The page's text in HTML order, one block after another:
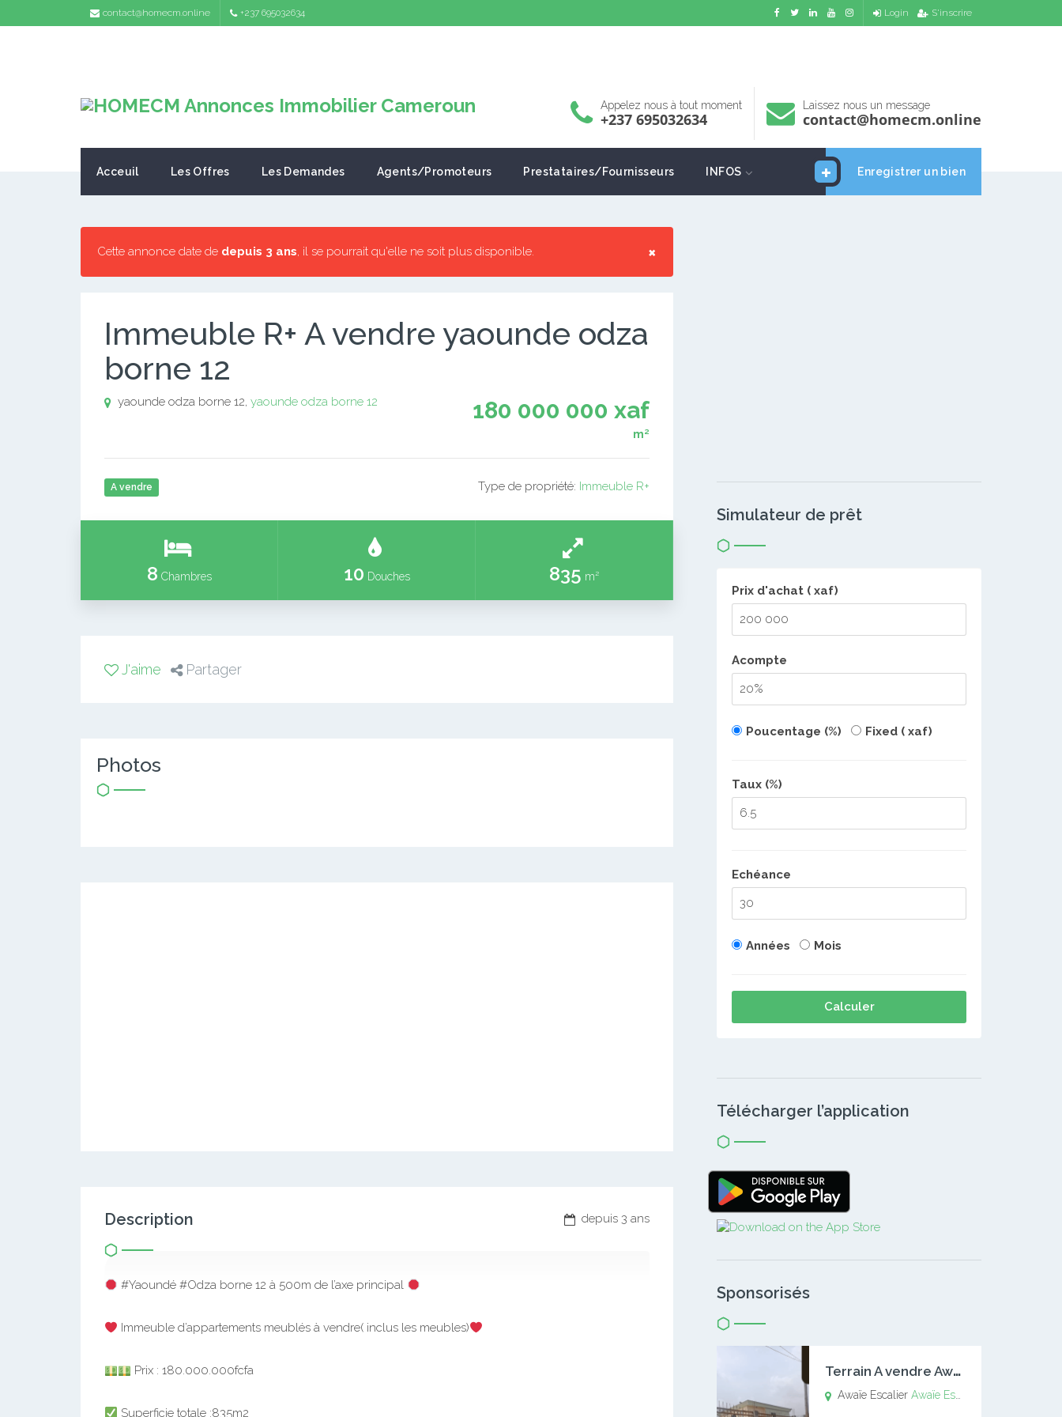
contact@homecm.online +237 695032634 Login S'inscrire
Appelez nous à tout moment
+237 695032634
Laissez nous un message
contact@homecm.online
Enregistrer un bien
Acceuil Les Offres Les Demandes Agents/Promoteurs Prestataires/Fournisseurs INFOS
×
Cette annonce date de depuis 3 ans, il se pourrait qu'elle ne soit plus disponible.
Immeuble R+ A vendre yaounde odza
borne 12
180 000 000 xaf
m²
yaounde odza borne 12, yaounde odza borne 12
A vendre Type de propriété: Immeuble R+
8 Chambres 10 Douches 835 m²
J'aime Partager
Photos
depuis 3 ans
Description
#Yaoundé #Odza borne 12 à 500m de l’axe principal
Immeuble d’appartements meublés à vendre( inclus les meubles)
Prix : 180.000.000fcfa
Superficie totale :835m2
Simulateur de prêt
Prix d'achat ( xaf)
Acompte
Poucentage (%) Fixed ( xaf)
Taux (%)
Echéance
Années Mois
Calculer
Télécharger l’application
Sponsorisés
T
errain A vendre Awaïe Escalier
Awaïe EscalierAwaïe Escalier